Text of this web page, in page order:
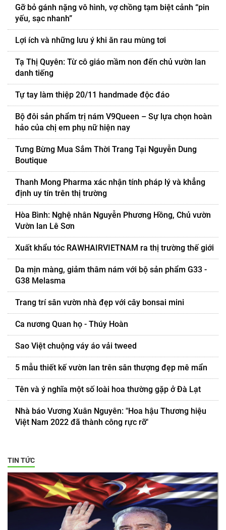
Gỡ bỏ gánh nặng vô hình, vợ chồng tạm biệt cảnh “pin
yếu, sạc nhanh”
Lợi ích và những lưu ý khi ăn rau mùng tơi
Tạ Thị Quyên: Từ cô giáo mầm non đến chủ vườn lan
danh tiếng
Tự tay làm thiệp 20/11 handmade độc đáo
Bộ đôi sản phẩm trị nám V9Queen – Sự lựa chọn hoàn
hảo của chị em phụ nữ hiện nay
Tưng Bừng Mua Sắm Thời Trang Tại Nguyễn Dung
Boutique
Thanh Mong Pharma xác nhận tính pháp lý và khẳng
định uy tín trên thị trường
Hòa Bình: Nghệ nhân Nguyễn Phương Hồng, Chủ vườn
Vườn lan Lê Sơn
Xuất khẩu tóc RAWHAIRVIETNAM ra thị trường thế giới
Da mịn màng, giảm thâm nám với bộ sản phẩm G33 -
G38 Melasma
Trang trí sân vườn nhà đẹp với cây bonsai mini
Ca nương Quan họ - Thúy Hoàn
Sao Việt chuộng váy áo vải tweed
5 mẫu thiết kế vườn lan trên sân thượng đẹp mê mẩn
Tên và ý nghĩa một số loài hoa thường gặp ở Đà Lạt
Nhà báo Vương Xuân Nguyên: "Hoa hậu Thương hiệu
Việt Nam 2022 đã thành công rực rỡ"
TIN TỨC